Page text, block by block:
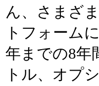
ん、さまざ
トフォーム
年までの8年
トル、オプ